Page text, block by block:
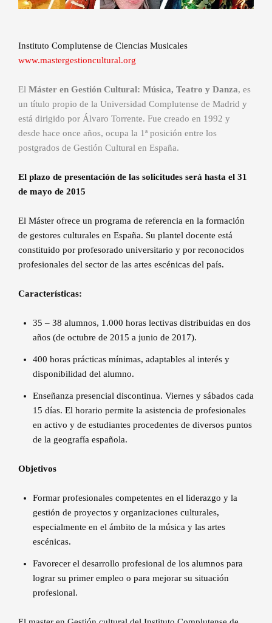
Instituto Complutense de Ciencias Musicales
www.mastergestioncultural.org
El Máster en Gestión Cultural: Música, Teatro y Danza, es
un título propio de la Universidad Complutense de Madrid y
está dirigido por Álvaro Torrente. Fue creado en 1992 y
desde hace once años, ocupa la 1ª posición entre los
postgrados de Gestión Cultural en España.
El plazo de presentación de las solicitudes será hasta el 31
de mayo de 2015
El Máster ofrece un programa de referencia en la formación
de gestores culturales en España. Su plantel docente está
constituido por profesorado universitario y por reconocidos
profesionales del sector de las artes escénicas del país.
Características:
35 – 38 alumnos, 1.000 horas lectivas distribuidas en dos
años (de octubre de 2015 a junio de 2017).
400 horas prácticas mínimas, adaptables al interés y
disponibilidad del alumno.
Enseñanza presencial discontinua. Viernes y sábados cada
15 días. El horario permite la asistencia de profesionales
en activo y de estudiantes procedentes de diversos puntos
de la geografía española.
Objetivos
Formar profesionales competentes en el liderazgo y la
gestión de proyectos y organizaciones culturales,
especialmente en el ámbito de la música y las artes
escénicas.
Favorecer el desarrollo profesional de los alumnos para
lograr su primer empleo o para mejorar su situación
profesional.